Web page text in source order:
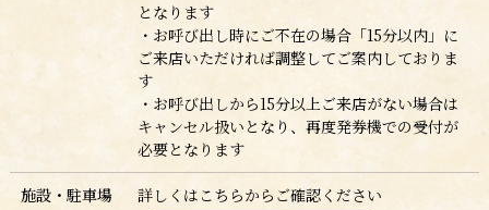
となります
・お呼び出し時にご不在の場合「15分以内」に
ご来店いただければ調整してご案内しておりま
す
・お呼び出しから15分以上ご来店がない場合は
キャンセル扱いとなり、再度発券機での受付が
必要となります
施設・駐車場 詳しくはこちらからご確認ください